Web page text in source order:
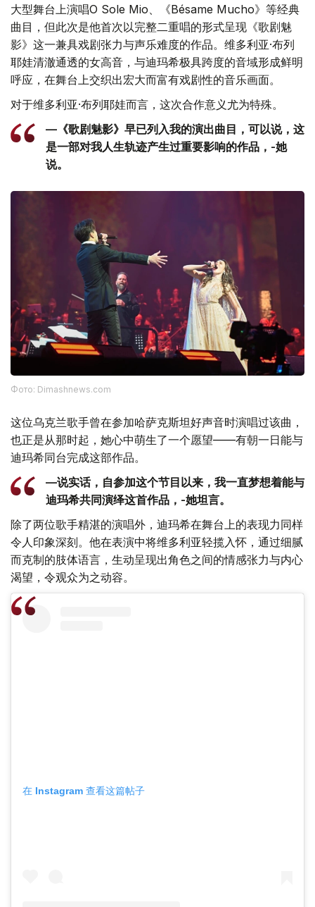
大型舞台上演唱O Sole Mio、《Bésame Mucho》等经典
曲目，但此次是他首次以完整二重唱的形式呈现《歌剧魅
影》这一兼具戏剧张力与声乐难度的作品。维多利亚·布列
耶娃清澈通透的女高音，与迪玛希极具跨度的音域形成鲜明
呼应，在舞台上交织出宏大而富有戏剧性的音乐画面。
对于维多利亚·布列耶娃而言，这次合作意义尤为特殊。
—《歌剧魅影》早已列入我的演出曲目，可以说，这
是一部对我人生轨迹产生过重要影响的作品，-她
说。
Фото: Dimashnews.com
这位乌克兰歌手曾在参加哈萨克斯坦好声音时演唱过该曲，
也正是从那时起，她心中萌生了一个愿望——有朝一日能与
迪玛希同台完成这部作品。
—说实话，自参加这个节目以来，我一直梦想着能与
迪玛希共同演绎这首作品，-她坦言。
除了两位歌手精湛的演唱外，迪玛希在舞台上的表现力同样
令人印象深刻。他在表演中将维多利亚轻揽入怀，通过细腻
而克制的肢体语言，生动呈现出角色之间的情感张力与内心
渴望，令观众为之动容。
在 Instagram 查看这篇帖子